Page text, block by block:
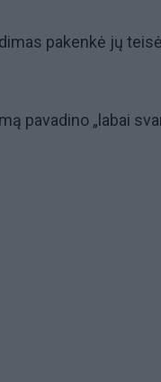
pakenkė jų
pavadino „labai